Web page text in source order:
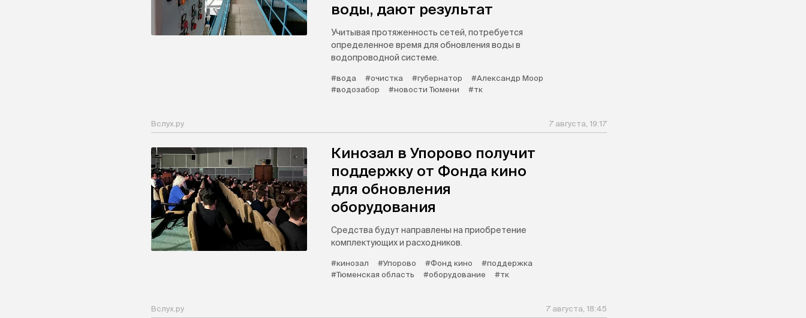
воды, дают результат
Учитывая протяженность сетей, потребуется
определенное время для обновления воды в
водопроводной системе.
#вода #очистка #губернатор
#Александр Моор
#водозабор
#новости Тюмени #тк
Вслух.ру 7 августа, 19:17
Кинозал в Упорово получит
поддержку от Фонда кино
для обновления
оборудования
Средства будут направлены на приобретение
комплектующих и расходников.
#кинозал #Упорово #Фонд кино
#поддержка
#Тюменская область
#оборудование #тк
Вслух.ру 7 августа, 18:45